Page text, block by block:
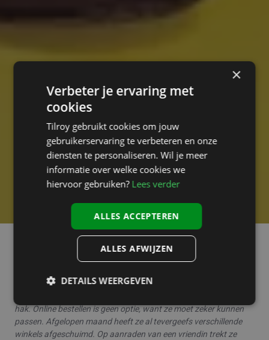
” Schoenen kopen is voor Michèle altijd een hele opgave. Door
deze lente is het extra moeilijk, want voor haar huwelijk wil ze het
hak. Online bestellen is geen optie, want ze moet zeker kunnen
passen. Afgelopen maand heeft ze al tevergeefs verschillende
winkels afgeschuimd. Op aanraden van een vriendin trekt ze
×
Verbeter je ervaring met
cookies
Tilroy gebruikt cookies om jouw
gebruikerservaring te verbeteren en onze
diensten te personaliseren. Wil je meer
informatie over welke cookies we
hiervoor gebruiken? Lees verder
ALLES ACCEPTEREN
ALLES AFWIJZEN
DETAILS WEERGEVEN